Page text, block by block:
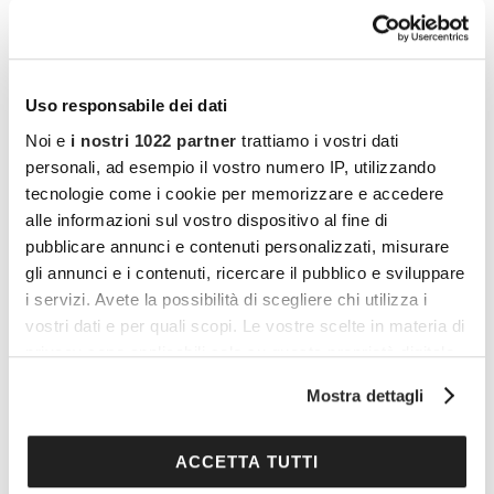
Uso responsabile dei dati
Noi e i nostri 1022 partner trattiamo i vostri dati
personali, ad esempio il vostro numero IP, utilizzando
tecnologie come i cookie per memorizzare e accedere
alle informazioni sul vostro dispositivo al fine di
pubblicare annunci e contenuti personalizzati, misurare
gli annunci e i contenuti, ricercare il pubblico e sviluppare
i servizi. Avete la possibilità di scegliere chi utilizza i
vostri dati e per quali scopi. Le vostre scelte in materia di
privacy sono applicabili solo su questa proprietà digitale
modificare o revocare il proprio consenso in qualsiasi
momento dalla Dichiarazione sui cookie o facendo clic
sull'icona di attivazione della privacy.
Mostra dettagli
ACCETTA TUTTI
che il lavoro svolto può essere impegnativo,
ginnastica posturale non comporta particolari
controindicazioni. Tuttavia, per evitare di farsi
male o di peggiorare i disturbi, è importante
svolgere conattenzione i movimentie
selezionare gli esercizi, modulando l’attività in
base alla propria condizione di partenza e il
proprio livello di allenamento: un’ottima